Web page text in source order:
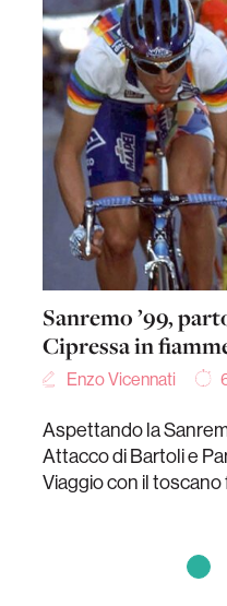
Sanremo ’99,
Cipressa in
Enzo Vicennati
Aspettando la
Attacco di Bartoli e
Viaggio con il